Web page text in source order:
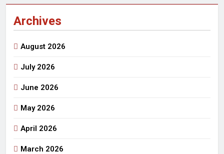
Archives
August 2026
July 2026
June 2026
May 2026
April 2026
March 2026